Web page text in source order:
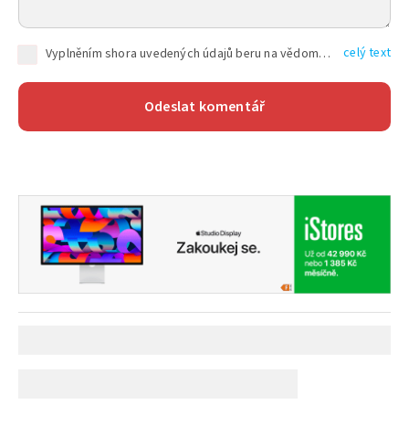
Vyplněním shora uvedených údajů beru na vědomí, že společnost TEXT FACTORY s.r.o., sídlem Brno, Durďákova 336/29, Černá Pole, PSČ: 613 00, IČ: 06157831, zapsané u Krajského soudu v Brně, oddíl C, vložka 100399, bude zpracovávat mé osobní údaje uvedené v rámci mnou vyplněného registračního formuláře na základě oprávněných zájmů TEXT FACTORY s.r.o. dle čl. 6 odst. 1 písm. f) GDPR a pro splnění právních povinností (čl. 6 odst. 1 písm. c) GDPR), a to pro tyto účely: nezbytnost zajistit oprávnění návštěvníka webových stránek provozovaných společností TEXT FACTORY s.r.o. přispívat aktivně ke zveřejněným článkům nebo v rámci diskusních fór a výkon práv TEXT FACTORY s.r.o. jako administrátora těchto diskusních fór. Více informací o zpracování osobních údajů a právech lze nalézt v celý text